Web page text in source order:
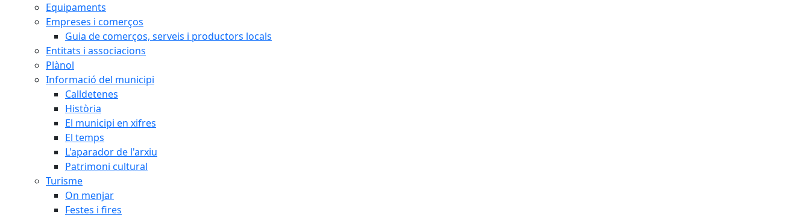
Equipaments
Empreses i comerços
Guia de comerços, serveis i productors locals
Entitats i associacions
Plànol
Informació del municipi
Calldetenes
Història
El municipi en xifres
El temps
L'aparador de l'arxiu
Patrimoni cultural
Turisme
On menjar
Festes i fires